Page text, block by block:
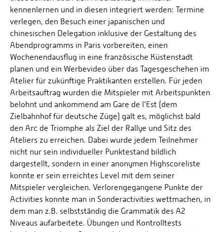
kennenlernen und in diesen integriert werden: Termine
verlegen, den Besuch einer japanischen und
chinesischen Delegation inklusive der Gestaltung des
Abendprogramms in Paris vorbereiten, einen
Wochenendausflug in eine französische Küstenstadt
planen und ein Werbevideo über das Tagesgeschehen im
Atelier für zukünftige Praktikanten erstellen. Für jeden
Arbeitsauftrag wurden die Mitspieler mit Arbeitspunkten
belohnt und ankommend am Gare de l’Est (dem
Zielbahnhof für deutsche Züge) galt es, möglichst bald
den Arc de Triomphe als Ziel der Rallye und Sitz des
Ateliers zu erreichen. Dabei wurde jedem Teilnehmer
nicht nur sein individueller Punktestand bildlich
dargestellt, sondern in einer anonymen Highscoreliste
konnte er sein erreichtes Level mit dem seiner
Mitspieler vergleichen. Verlorengegangene Punkte der
Activities konnte man in Sonderactivities wettmachen, in
dem man z.B. selbstständig die Grammatik des A2
Niveaus aufarbeitete. Übungen und Kontrolltests